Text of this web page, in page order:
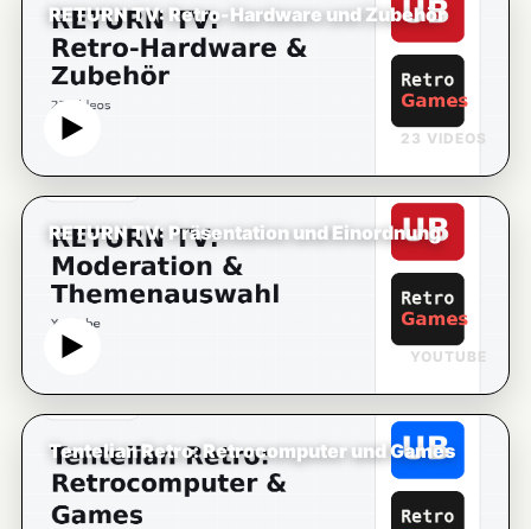
RETURN TV: Retro-Hardware und Zubehör
23 VIDEOS
RETURN TV: Präsentation und Einordnung
YOUTUBE
Tentelian Retro: Retrocomputer und Games